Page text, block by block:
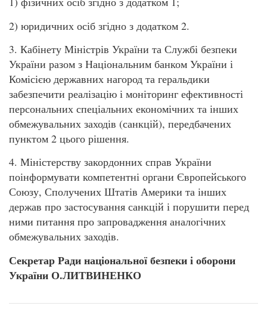
2) юридичних осіб згідно з додатком 2.
3. Кабінету Міністрів України та Службі безпеки
України разом з Національним банком України і
Комісією державних нагород та геральдики
забезпечити реалізацію і моніторинг ефективності
персональних спеціальних економічних та інших
обмежувальних заходів (санкцій), передбачених
пунктом 2 цього рішення.
4. Міністерству закордонних справ України
поінформувати компетентні органи Європейського
Союзу, Сполучених Штатів Америки та інших
держав про застосування санкцій і порушити перед
ними питання про запровадження аналогічних
обмежувальних заходів.
Секретар Ради національної безпеки і оборони
України О.ЛИТВИНЕНКО